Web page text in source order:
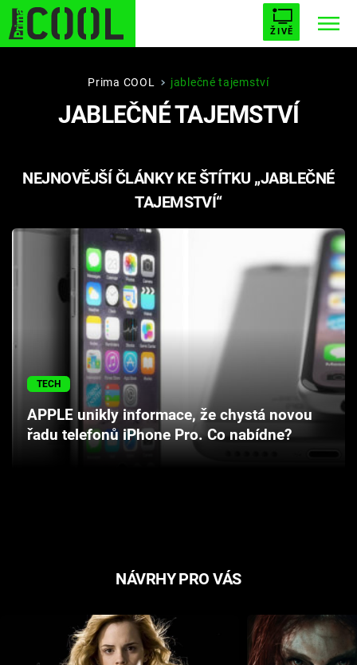
ŽIVĚ
STARHOUSE BUFFY, PŘEMOŽITELKA UPÍRŮ
PLNEJ KOTEL AVENGERS 5
Seriály
Cool Esport
Pořady
TV Program
Prima COOL jablečné tajemství
JABLEČNÉ TAJEMSTVÍ
NEJNOVĚJŠÍ ČLÁNKY KE ŠTÍTKU „JABLEČNÉ
TAJEMSTVÍ“
TECH
APPLE unikly informace, že chystá novou
řadu telefonů iPhone Pro. Co nabídne?
NÁVRHY PRO VÁS